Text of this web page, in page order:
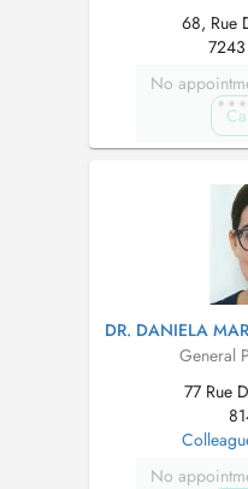
68, Rue
No
DR. DANIELA
General
77 Rue
No